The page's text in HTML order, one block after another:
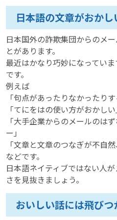
日本語の文章がおか
日本国外の詐欺集団からのメ
とがあります。
最近はかなり巧妙になってい
です。
例えば
「句点があったりなかったりす
「てにをはの使い方がおかしい
「大手企業からのメールのは
ー」
「文章と文章のつなぎが不自
などです。
日本語ネイティブではない人
さを見抜きましょう。
おいしい話には飛びつ